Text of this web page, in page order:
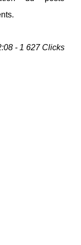
- 1 627 Clicks